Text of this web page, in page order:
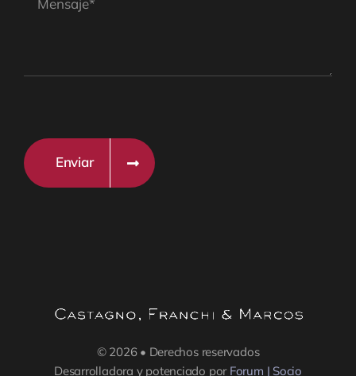
Enviar
© 2026 • Derechos reservados
Desarrolladora y potenciado por Forum | Socio